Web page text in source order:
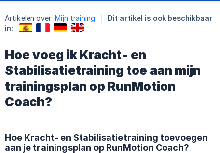
Artikelen over: Mijn training
Dit artikel is ook beschikbaar
in:
Hoe voeg ik Kracht- en
Stabilisatietraining toe aan mijn
trainingsplan op RunMotion
Coach?
Hoe Kracht- en Stabilisatietraining toevoegen
aan je trainingsplan op RunMotion Coach?